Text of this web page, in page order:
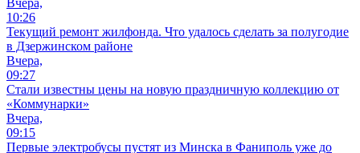
Вчера,
10:26
Текущий ремонт жилфонда. Что удалось сделать за полугодие
в Дзержинском районе
Вчера,
09:27
Стали известны цены на новую праздничную коллекцию от
«Коммунарки»
Вчера,
09:15
Первые электробусы пустят из Минска в Фаниполь уже до